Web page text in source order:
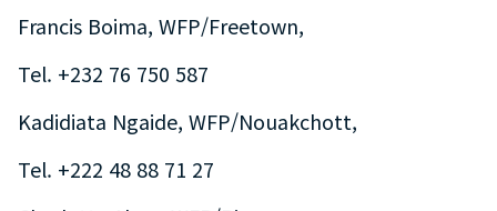
Francis Boima, WFP/Freetown,
Tel. +232 76 750 587
Kadidiata Ngaide, WFP/Nouakchott,
Tel. +222 48 88 71 27